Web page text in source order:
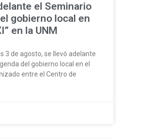
el Seminario
gobierno local en
en la UNM
3 de agosto, se llevó adelante
del gobierno local en el
entre el Centro de